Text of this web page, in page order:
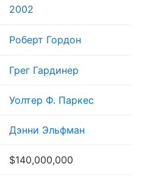
2002
Роберт Гордон
Грег Гардинер
Уолтер Ф. Паркес
Дэнни Эльфман
$140,000,000